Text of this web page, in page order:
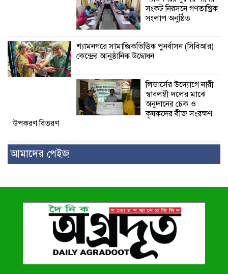
সংকট নিরসনে গণতান্ত্রিক
সংলাপ অনুষ্ঠিত
শ্যামনগরে সামাজিকভিত্তিক পুনর্বাসন (সিবিআর)
কেন্দ্রের আনুষ্ঠানিক উদ্বোধন
লিডার্সের উদ্যোগে নারী
স্বাবলম্বী দলের মাঝে
অনুদানের চেক ও
কৃষকদের বীজ সংরক্ষণ
উপকরণ বিতরণ
আমাদের পেইজ